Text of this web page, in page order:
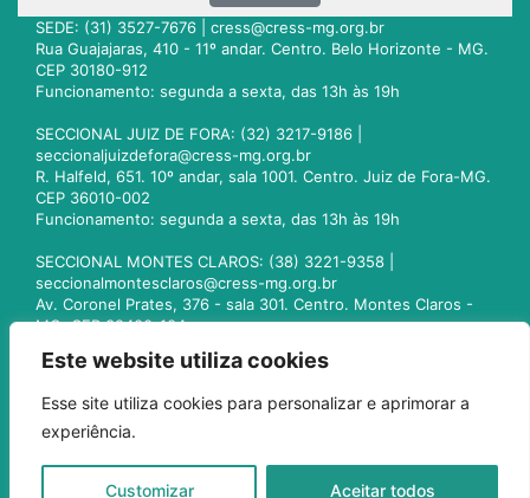
Este website utiliza cookies
Esse site utiliza cookies para personalizar e aprimorar a
experiência.
Customizar Aceitar todos
SEDE: (31) 3527-7676 | cress@cress-mg.org.br
Rua Guajajaras, 410 - 11º andar. Centro. Belo Horizonte - MG.
CEP 30180-912
Funcionamento: segunda a sexta, das 13h às 19h
SECCIONAL JUIZ DE FORA: (32) 3217-9186 |
seccionaljuizdefora@cress-mg.org.br
R. Halfeld, 651. 10º andar, sala 1001. Centro. Juiz de Fora-MG.
CEP 36010-002
Funcionamento: segunda a sexta, das 13h às 19h
SECCIONAL MONTES CLAROS: (38) 3221-9358 |
seccionalmontesclaros@cress-mg.org.br
Av. Coronel Prates, 376 - sala 301. Centro. Montes Claros -
MG. CEP 39400-104
seccionaluberlandia@cress-mg.org.br
Av. Afonso Pena, 547 - sala 101. Uberlândia - MG. CEP